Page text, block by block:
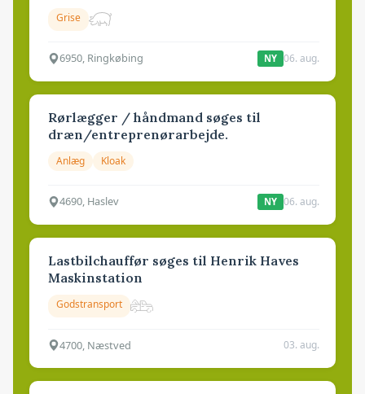
Grise
6950, Ringkøbing NY 06. aug.
Rørlægger / håndmand søges til
dræn/entreprenørarbejde.
Anlæg Kloak
4690, Haslev NY 06. aug.
Lastbilchauffør søges til Henrik Haves
Maskinstation
Godstransport
4700, Næstved 03. aug.